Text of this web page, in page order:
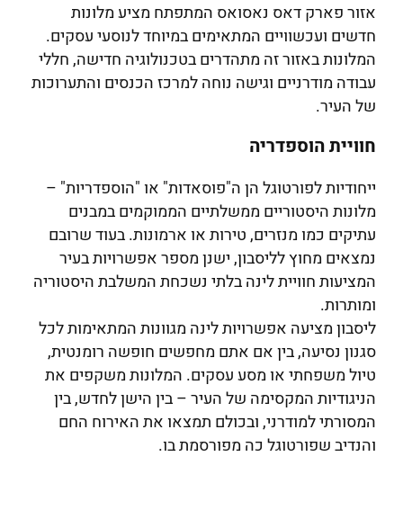
אזור פארק דאס נאסואס המתפתח מציע מלונות
חדשים ועכשוויים המתאימים במיוחד לנוסעי עסקים.
המלונות באזור זה מתהדרים בטכנולוגיה חדישה, חללי
עבודה מודרניים וגישה נוחה למרכז הכנסים והתערוכות
של העיר.
חוויית הוספדריה
ייחודיות לפורטוגל הן ה"פוסאדות" או "הוספדריות" –
מלונות היסטוריים ממשלתיים הממוקמים במבנים
עתיקים כמו מנזרים, טירות או ארמונות. בעוד שרובם
נמצאים מחוץ לליסבון, ישנן מספר אפשרויות בעיר
המציעות חוויית לינה בלתי נשכחת המשלבת היסטוריה
ומותרות.
ליסבון מציעה אפשרויות לינה מגוונות המתאימות לכל
סגנון נסיעה, בין אם אתם מחפשים חופשה רומנטית,
טיול משפחתי או מסע עסקים. המלונות משקפים את
הניגודיות המקסימה של העיר – בין הישן לחדש, בין
המסורתי למודרני, ובכולם תמצאו את האירוח החם
והנדיב שפורטוגל כה מפורסמת בו.